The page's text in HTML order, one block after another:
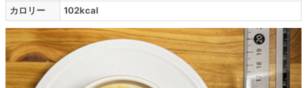
カロリー
102kcal